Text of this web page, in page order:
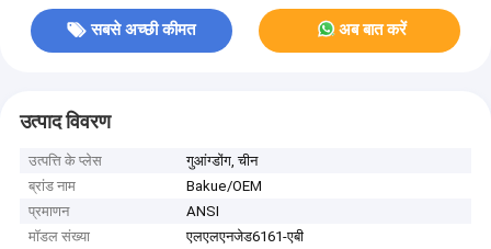
सबसे अच्छी कीमत अब बात करें
उत्पाद विवरण
उत्पत्ति के प्लेस
गुआंग्डोंग, चीन
ब्रांड नाम
Bakue/OEM
प्रमाणन
ANSI
मॉडल संख्या
एलएलएनजेड6161-एबी